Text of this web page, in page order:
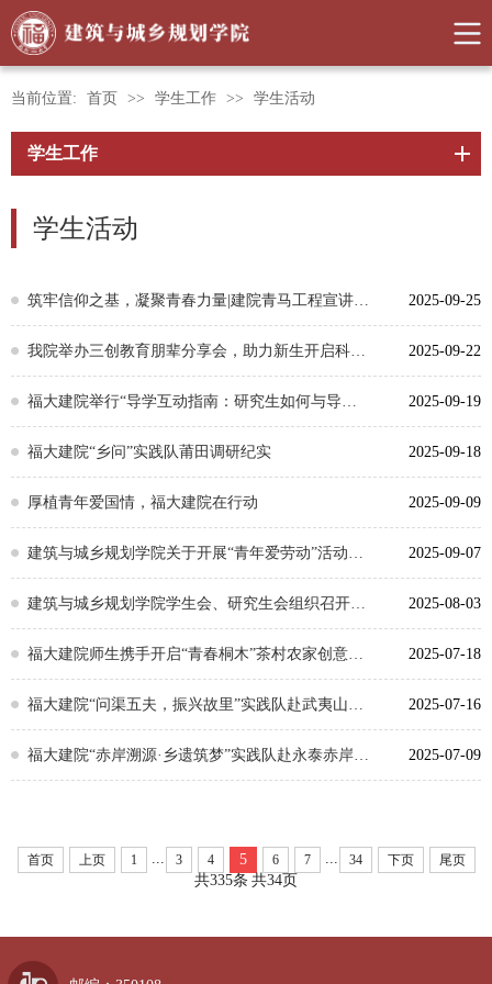
当前位置: 首页 >> 学生工作 >> 学生活动
学生工作
学生活动
筑牢信仰之基，凝聚青春力量|建院青马工程宣讲会新生启航活动成功举办 2025-09-25
我院举办三创教育朋辈分享会，助力新生开启科研新征程 2025-09-22
福大建院举行“导学互动指南：研究生如何与导师高效同行”专题讲座 2025-09-19
福大建院“乡问”实践队莆田调研纪实 2025-09-18
厚植青年爱国情，福大建院在行动 2025-09-09
建筑与城乡规划学院关于开展“青年爱劳动”活动的通知 2025-09-07
建筑与城乡规划学院学生会、研究生会组织召开全国学联二十八大精神专题学习交流会 2025-08-03
福大建院师生携手开启“青春桐木”茶村农家创意设计大学生暑期工作营！ 2025-07-18
福大建院“问渠五夫，振兴故里”实践队赴武夷山五夫镇开展暑期社会实践 2025-07-16
福大建院“赤岸溯源·乡遗筑梦”实践队赴永泰赤岸村开展暑期社会实践（二） 2025-07-09
首页 上页 1 ... 3 4 5 6 7 ... 34 下页 尾页
共335条 共34页